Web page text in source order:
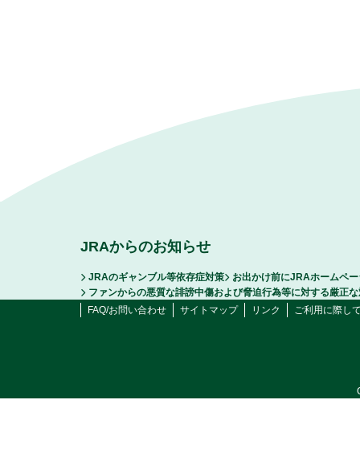
JRAからのお知らせ
JRAのギャンブル等依存症対策
お出かけ前にJRAホームペ
ファンからの悪質な誹謗中傷および脅迫行為等に対する厳正
FAQ/お問い合わせ
サイトマップ リンク ご利用に際し